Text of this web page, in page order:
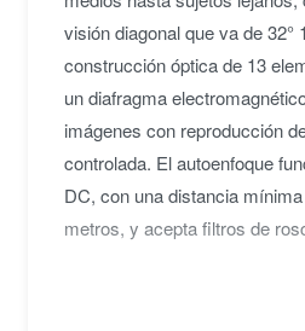
visión diagonal que va de 32°
construcción óptica de 13
un diafragma
imágenes con reproducción
controlada. El autoenfoque
DC, con una distancia
metros, y acepta filtros de